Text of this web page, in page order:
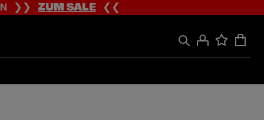
❯❯ZUM SALE❮❮